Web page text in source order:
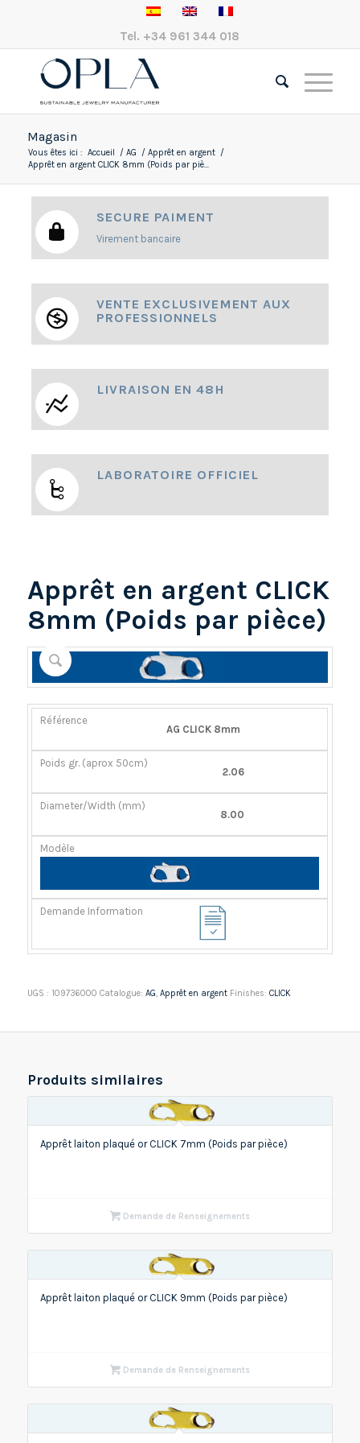
Tel. +34 961 344 018
Magasin
Vous êtes ici : Accueil / AG / Apprêt en argent /
Apprêt en argent CLICK 8mm (Poids par piè...
SECURE PAIMENT
Virement bancaire
VENTE EXCLUSIVEMENT AUX
PROFESSIONNELS
LIVRAISON EN 48H
LABORATOIRE OFFICIEL
Apprêt en argent CLICK
8mm (Poids par pièce)
RÉFÉRENCE
(APROX
DIAMÈTER/LARGEUR
AG CLICK 8mm
2.06
8.00
UGS : 109736000 Catalogue: AG Apprêt en argent Finishes: CLICK
Produits similaires
Apprêt laiton plaqué or CLICK 7mm (Poids par pièce)
Demande de Renseignements
Apprêt laiton plaqué or CLICK 9mm (Poids par pièce)
Demande de Renseignements